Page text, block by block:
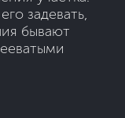
задевать,
бывают